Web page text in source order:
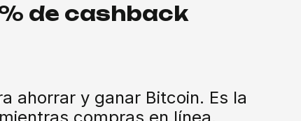
de cashback
ahorrar y ganar Bitcoin. Es la
compras en línea.